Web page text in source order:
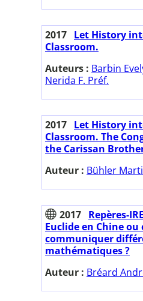
2017 Let History
Classroom.
Auteurs : Barbin
Nerida F. Préf.
2017 Let History
Classroom. The
the Carissan
Auteur : Bühler
2017 Repères-
Euclide en Chine
communiquer
mathématiques ?
Auteur : Bréard